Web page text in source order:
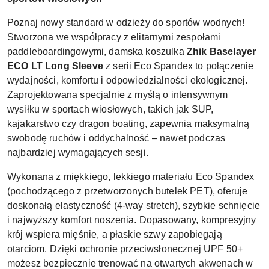
Poznaj nowy standard w odzieży do sportów wodnych!
Stworzona we współpracy z elitarnymi zespołami
paddleboardingowymi, damska koszulka Zhik Baselayer
ECO LT Long Sleevez serii Eco Spandex to połączenie
wydajności, komfortu i odpowiedzialności ekologicznej.
Zaprojektowana specjalnie z myślą o intensywnym
wysiłku w sportach wiosłowych, takich jak SUP,
kajakarstwo czy dragon boating, zapewnia maksymalną
swobodę ruchów i oddychalność – nawet podczas
najbardziej wymagających sesji.
Wykonana z miękkiego, lekkiego materiału Eco Spandex
(pochodzącego z przetworzonych butelek PET), oferuje
doskonałą elastyczność (4-way stretch), szybkie schnięcie
i najwyższy komfort noszenia. Dopasowany, kompresyjny
krój wspiera mięśnie, a płaskie szwy zapobiegają
otarciom. Dzięki ochronie przeciwsłonecznej UPF 50+
możesz bezpiecznie trenować na otwartych akwenach w